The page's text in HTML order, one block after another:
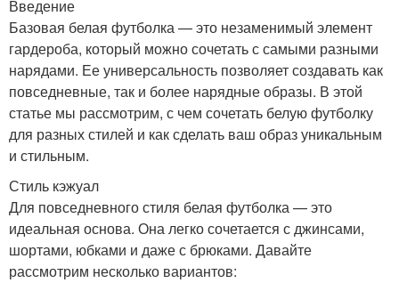
Введение
Базовая белая футболка — это незаменимый элемент
гардероба, который можно сочетать с самыми разными
нарядами. Ее универсальность позволяет создавать как
повседневные, так и более нарядные образы. В этой
статье мы рассмотрим, с чем сочетать белую футболку
для разных стилей и как сделать ваш образ уникальным
и стильным.
Стиль кэжуал
Для повседневного стиля белая футболка — это
идеальная основа. Она легко сочетается с джинсами,
шортами, юбками и даже с брюками. Давайте
рассмотрим несколько вариантов: